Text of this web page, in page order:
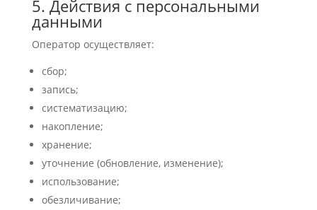
5. Действия с персональными
данными
Оператор осуществляет:
сбор;
запись;
систематизацию;
накопление;
хранение;
уточнение (обновление, изменение);
использование;
обезличивание;